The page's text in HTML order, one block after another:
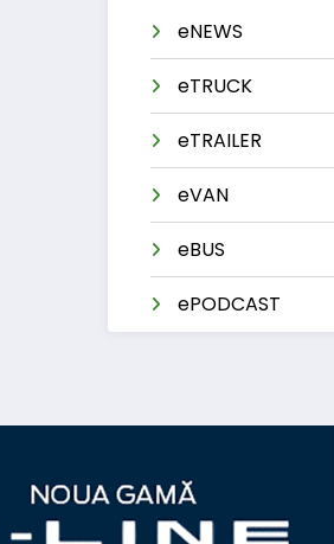
eNEWS
eTRUCK
eTRAILER
eVAN
eBUS
ePODCAST